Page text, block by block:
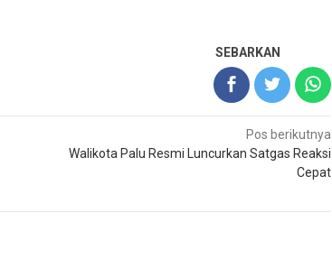
SEBARKAN
Pos berikutnya
Walikota Palu Resmi Luncurkan Satgas Reaksi
Cepat